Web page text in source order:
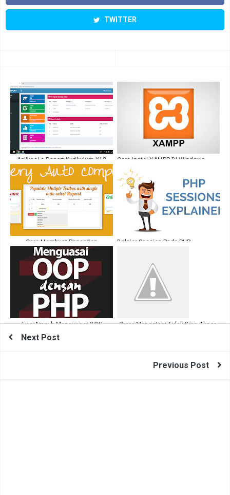
TWITTER
Aplikasi e-Raport Kurikulum K13
Berbasis Web
Cara Instal XAMPP DI Windows
Cara Membuat Pencarian
Aoutocomplete Dengan PHP MYSQL
AJAX
Belajar Session Pada PHP
Tips Ampuh Menguasai OOP
Crara Mengatasi Tidak Bisa Akses
Next Post
Previous Post